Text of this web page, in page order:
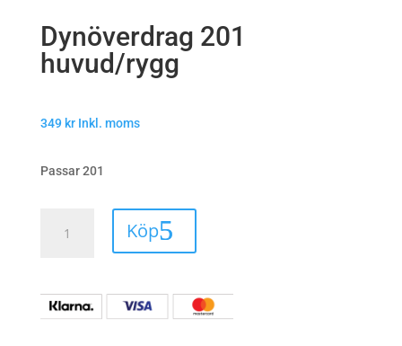
Dynöverdrag 201
huvud/rygg
349 kr Inkl. moms
Passar 201
Köp